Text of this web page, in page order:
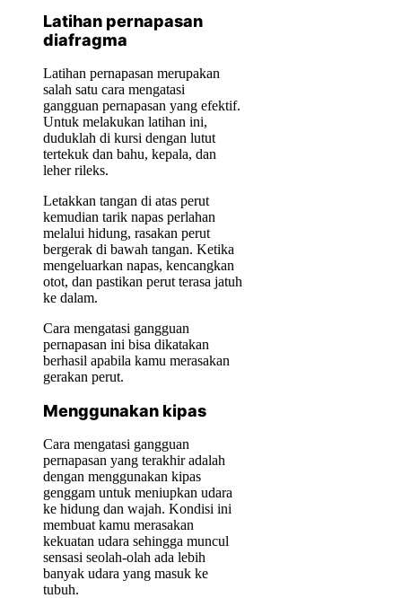
Latihan pernapasan
diafragma
Latihan pernapasan merupakan
salah satu cara mengatasi
gangguan pernapasan yang efektif.
Untuk melakukan latihan ini,
duduklah di kursi dengan lutut
tertekuk dan bahu, kepala, dan
leher rileks.
Letakkan tangan di atas perut
kemudian tarik napas perlahan
melalui hidung, rasakan perut
bergerak di bawah tangan. Ketika
mengeluarkan napas, kencangkan
otot, dan pastikan perut terasa jatuh
ke dalam.
Cara mengatasi gangguan
pernapasan ini bisa dikatakan
berhasil apabila kamu merasakan
gerakan perut.
Menggunakan kipas
Cara mengatasi gangguan
pernapasan yang terakhir adalah
dengan menggunakan kipas
genggam untuk meniupkan udara
ke hidung dan wajah. Kondisi ini
membuat kamu merasakan
kekuatan udara sehingga muncul
sensasi seolah-olah ada lebih
banyak udara yang masuk ke
tubuh.